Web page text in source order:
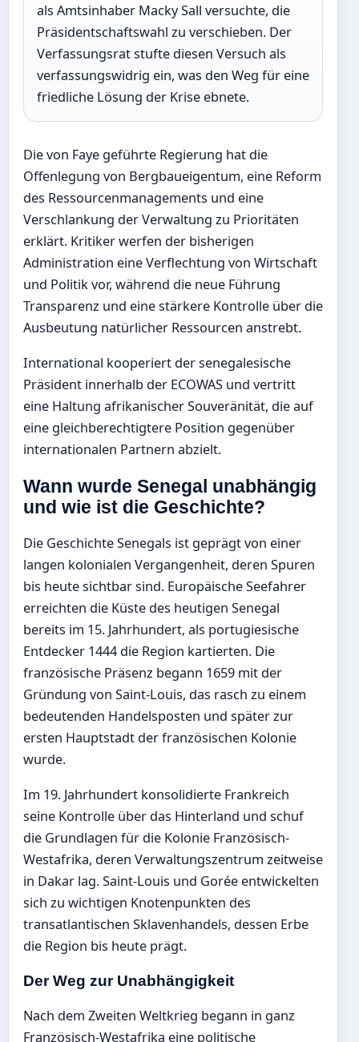
als Amtsinhaber Macky Sall versuchte, die
Präsidentschaftswahl zu verschieben. Der
Verfassungsrat stufte diesen Versuch als
verfassungswidrig ein, was den Weg für eine
friedliche Lösung der Krise ebnete.
Die von Faye geführte Regierung hat die
Offenlegung von Bergbaueigentum, eine Reform
des Ressourcenmanagements und eine
Verschlankung der Verwaltung zu Prioritäten
erklärt. Kritiker werfen der bisherigen
Administration eine Verflechtung von Wirtschaft
und Politik vor, während die neue Führung
Transparenz und eine stärkere Kontrolle über die
Ausbeutung natürlicher Ressourcen anstrebt.
International kooperiert der senegalesische
Präsident innerhalb der ECOWAS und vertritt
eine Haltung afrikanischer Souveränität, die auf
eine gleichberechtigtere Position gegenüber
internationalen Partnern abzielt.
Wann wurde Senegal unabhängig
und wie ist die Geschichte?
Die Geschichte Senegals ist geprägt von einer
langen kolonialen Vergangenheit, deren Spuren
bis heute sichtbar sind. Europäische Seefahrer
erreichten die Küste des heutigen Senegal
bereits im 15. Jahrhundert, als portugiesische
Entdecker 1444 die Region kartierten. Die
französische Präsenz begann 1659 mit der
Gründung von Saint-Louis, das rasch zu einem
bedeutenden Handelsposten und später zur
ersten Hauptstadt der französischen Kolonie
wurde.
Im 19. Jahrhundert konsolidierte Frankreich
seine Kontrolle über das Hinterland und schuf
die Grundlagen für die Kolonie Französisch-
Westafrika, deren Verwaltungszentrum zeitweise
in Dakar lag. Saint-Louis und Gorée entwickelten
sich zu wichtigen Knotenpunkten des
transatlantischen Sklavenhandels, dessen Erbe
die Region bis heute prägt.
Der Weg zur Unabhängigkeit
Nach dem Zweiten Weltkrieg begann in ganz
Französisch-Westafrika eine politische